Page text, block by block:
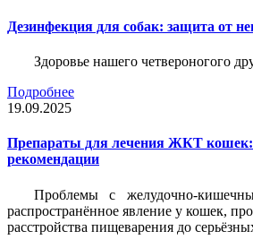
Дезинфекция для собак: защита от
Здоровье нашего четвероногого
Подробнее
19.09.2025
Препараты для лечения ЖКТ
рекомендации
Проблемы с желудочно-
распространённое явление у кошек,
расстройства пищеварения до